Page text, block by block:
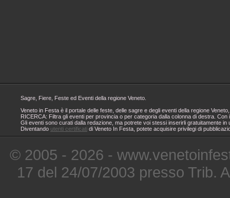
Sagre, Fiere, Feste ed Eventi della regione Veneto.
Veneto in Festa è il portale delle feste, delle sagre e degli eventi della regione
RICERCA: Filtra gli eventi per provincia o per categoria dalla colonna di destra.
Gli eventi sono curati dalla redazione, ma potrete voi stessi inserirli gratuitamente
Diventando utenti certificati di Veneto In Festa, potete acquisire privilegi di
© 2005 - 2026 -
17 del 24/07/2003 presso Trib.